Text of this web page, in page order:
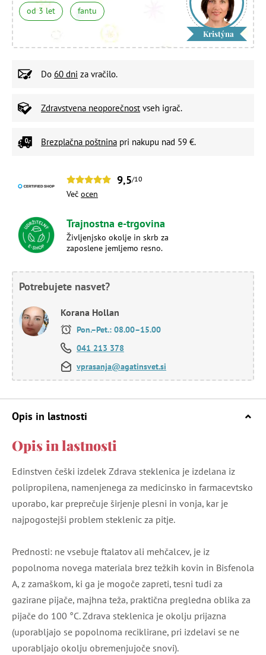
od 3 let fantu
Kristýna
Do 60 dni za vračilo.
Zdravstvena neoporečnost vseh igrač.
Brezplačna poštnina pri nakupu nad 59 €.
9,5/10
Več ocen
Trajnostna e-trgovina
Življenjsko okolje in skrb za
zaposlene jemljemo resno.
Potrebujete nasvet?
Korana Hollan
Pon.–Pet.: 08.00–15.00
041 213 378
vprasanja@agatinsvet.si
Opis in lastnosti
Opis in lastnosti
Edinstven češki izdelek Zdrava steklenica je izdelana iz
polipropilena, namenjenega za medicinsko in farmacevtsko
uporabo, kar preprečuje širjenje plesni in vonja, kar je
najpogostejši problem steklenic za pitje.
Prednosti: ne vsebuje ftalatov ali mehčalcev, je iz
popolnoma novega materiala brez težkih kovin in Bisfenola
A, z zamaškom, ki ga je mogoče zapreti, tesni tudi za
gazirane pijače, majhna teža, praktična pregledna oblika za
pijače do 100 °C. Zdrava steklenica je okolju prijazna
(uporabljajo se popolnoma reciklirane, pri izdelavi se ne
uporabljajo okolju obremenjujoče snovi).